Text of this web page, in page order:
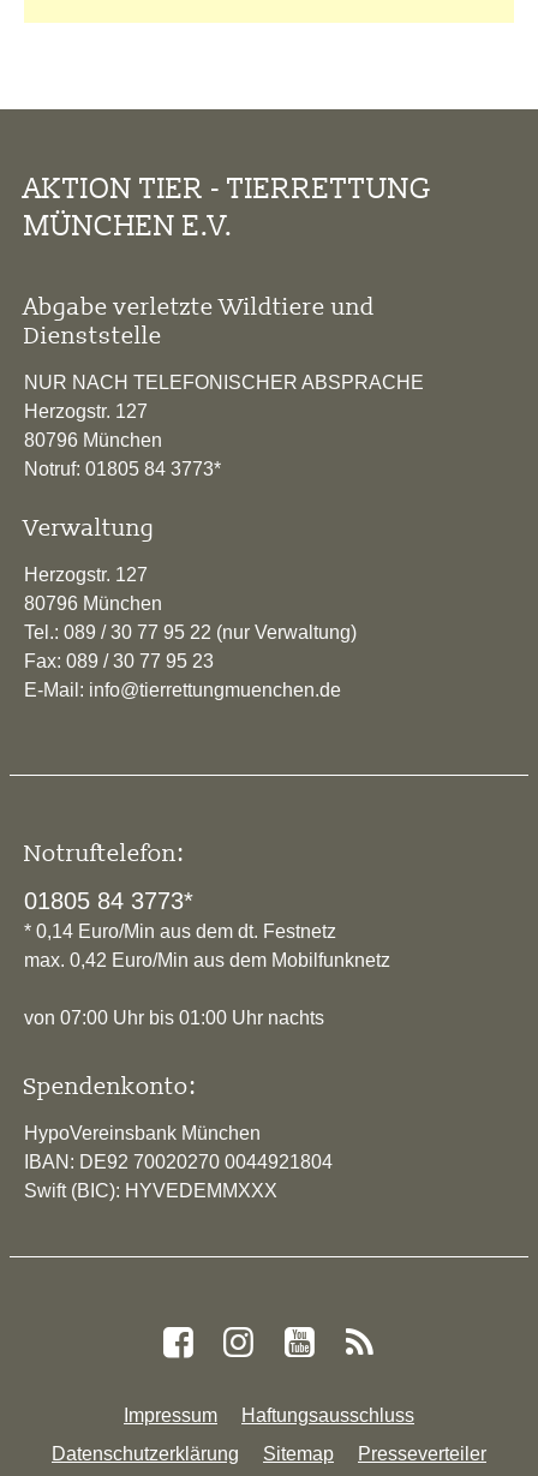
AKTION TIER - TIERRETTUNG
MÜNCHEN E.V.
Abgabe verletzte Wildtiere und
Dienststelle
NUR NACH TELEFONISCHER ABSPRACHE
Herzogstr. 127
80796 München
Notruf: 01805 84 3773*
Verwaltung
Herzogstr. 127
80796 München
Tel.: 089 / 30 77 95 22 (nur Verwaltung)
Fax: 089 / 30 77 95 23
E-Mail: info@tierrettungmuenchen.de
Notruftelefon:
01805 84 3773*
* 0,14 Euro/Min aus dem dt. Festnetz
max. 0,42 Euro/Min aus dem Mobilfunknetz
von 07:00 Uhr bis 01:00 Uhr nachts
Spendenkonto:
HypoVereinsbank München
IBAN: DE92 70020270 0044921804
Swift (BIC): HYVEDEMMXXX
Impressum
Haftungsausschluss
Datenschutzerklärung
Sitemap Presseverteiler